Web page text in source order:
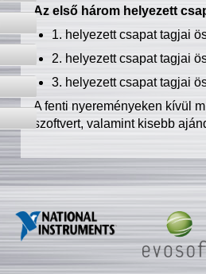
Az első három helyezett
1. helyezett csapat tagjai
2. helyezett csapat tagjai
3. helyezett csapat tagjai
A fenti nyereményeken kívül
szoftvert, valamint kisebb